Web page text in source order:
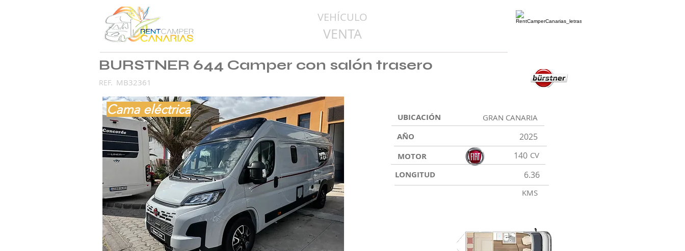
VEHÍCULO
VENTA
BURSTNER 644 Camper con salón trasero
REF. MB32361
Cama eléctrica
UBICACIÓN GRAN CANARIA
AÑO 2025
MOTOR 140 CV
LONGITUD 6.36
KMS